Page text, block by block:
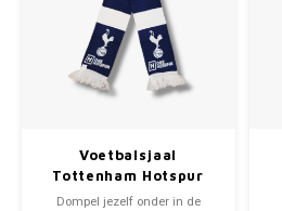
Voetbalsjaal
Tottenham Hotspur
Dompel jezelf onder in de